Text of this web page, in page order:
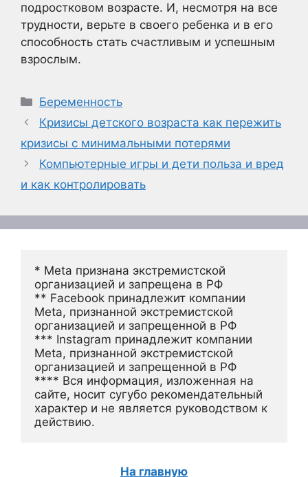
подростковом возрасте. И, несмотря на все
трудности, верьте в своего ребенка и в его
способность стать счастливым и успешным
взрослым.
Рубрики
Беременность
Кризисы детского возраста как пережить
кризисы с минимальными потерями
Компьютерные игры и дети польза и вред
и как контролировать
* Meta признана экстремистской
организацией и запрещена в РФ
** Facebook принадлежит компании
Meta, признанной экстремистской
организацией и запрещенной в РФ
*** Instagram принадлежит компании
Meta, признанной экстремистской
организацией и запрещенной в РФ
**** Вся информация, изложенная на
сайте, носит сугубо рекомендательный
характер и не является руководством к
действию.
На главную